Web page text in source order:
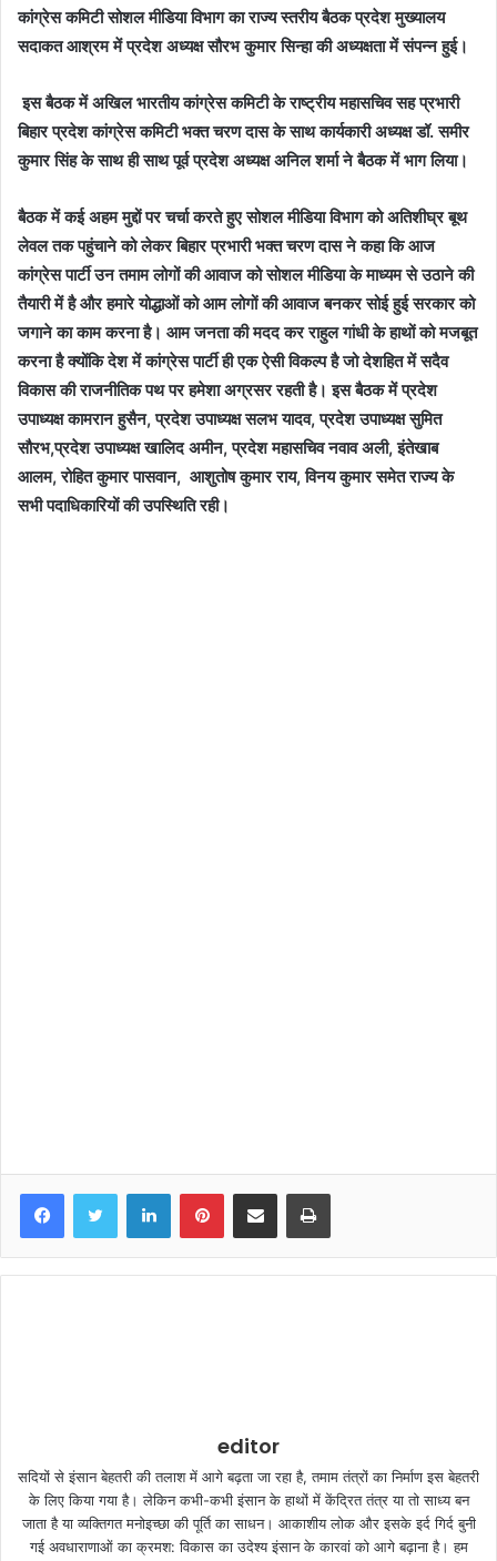
कांग्रेस कमिटी सोशल मीडिया विभाग का राज्य स्तरीय बैठक प्रदेश मुख्यालय
सदाकत आश्रम में प्रदेश अध्यक्ष सौरभ कुमार सिन्हा की अध्यक्षता में संपन्न हुई।
इस बैठक में अखिल भारतीय कांग्रेस कमिटी के राष्ट्रीय महासचिव सह प्रभारी
बिहार प्रदेश कांग्रेस कमिटी भक्त चरण दास के साथ कार्यकारी अध्यक्ष डॉ.समीर
कुमार सिंह के साथ ही साथ पूर्व प्रदेश अध्यक्ष अनिल शर्मा ने बैठक में भाग लिया।
बैठक में कई अहम मुद्दों पर चर्चा करते हुए सोशल मीडिया विभाग को अतिशीघ्र बूथ
लेवल तक पहुंचाने को लेकर बिहार प्रभारी भक्त चरण दास ने कहा कि आज
कांग्रेस पार्टी उन तमाम लोगों की आवाज को सोशल मीडिया के माध्यम से उठाने की
तैयारी में है और हमारे योद्धाओं को आम लोगों की आवाज बनकर सोई हुई सरकार को
जगाने का काम करना है। आम जनता की मदद कर राहुल गांधी के हाथों को मजबूत
करना है क्योंकि देश में कांग्रेस पार्टी ही एक ऐसी विकल्प है जो देशहित में सदैव
विकास की राजनीतिक पथ पर हमेशा अग्रसर रहती है। इस बैठक में प्रदेश
उपाध्यक्ष कामरान हुसैन,प्रदेश उपाध्यक्ष सलभ यादव,प्रदेश उपाध्यक्ष सुमित
सौरभ,प्रदेश उपाध्यक्ष खालिद अमीन,प्रदेश महासचिव नवाव अली,इंतेखाब
आलम,रोहित कुमार पासवान, आशुतोष कुमार राय,विनय कुमार समेत राज्य के
सभी पदाधिकारियों की उपस्थिति रही।
editor
सदियों से इंसान बेहतरी की तलाश में आगे बढ़ता जा रहा है, तमाम तंत्रों का निर्माण इस बेहतरी
के लिए किया गया है। लेकिन कभी-कभी इंसान के हाथों में केंद्रित तंत्र या तो साध्य बन
जाता है या व्यक्तिगत मनोइच्छा की पूर्ति का साधन। आकाशीय लोक और इसके इर्द गिर्द बुनी
गई अवधाराणाओं का क्रमश: विकास का उदेश्य इंसान के कारवां को आगे बढ़ाना है। हम